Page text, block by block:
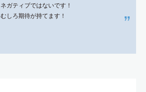
ネガティブではないです！
むしろ期待が持てます！